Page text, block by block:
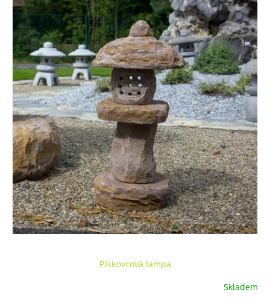
Pískovcová lampa
Skladem